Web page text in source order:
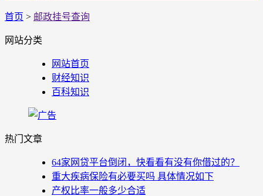
首页 > 邮政挂号查询
网站分类
网站首页
财经知识
百科知识
热门文章
64家网贷平台倒闭，快看看有没有你借过的？
重大疾病保险有必要买吗 具体情况如下
产权比率一般多少合适